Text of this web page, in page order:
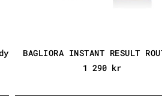
BAGLIORA INSTANT RESULT
1 290 kr